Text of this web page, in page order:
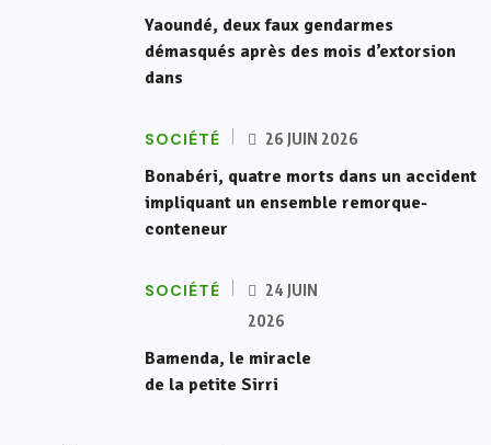
Yaoundé, deux faux gendarmes
démasqués après des mois d’extorsion
dans
SOCIÉTÉ 26 JUIN 2026
Bonabéri, quatre morts dans un accident
impliquant un ensemble remorque-
conteneur
SOCIÉTÉ
24 JUIN
2026
Bamenda, le miracle
de la petite Sirri